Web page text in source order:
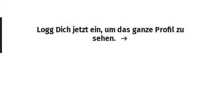
Logg Dich jetzt ein, um das ganze Profil zu
sehen.